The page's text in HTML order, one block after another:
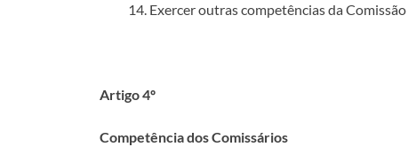
Exercer outras competências da
Artigo 4º
Competência dos Comissários